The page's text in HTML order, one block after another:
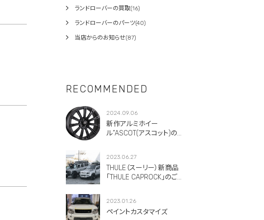
ランドローバーの買取(16)
ランドローバーのパーツ(40)
当店からのお知らせ(87)
RECOMMENDED
2024.09.06
新作アルミホイー
ル”ASCOT(アスコット)のご
2023.06.27
THULE（スーリー）新商品
「THULE CAPROCK」のご紹
2023.01.26
ペイントカスタマイズ